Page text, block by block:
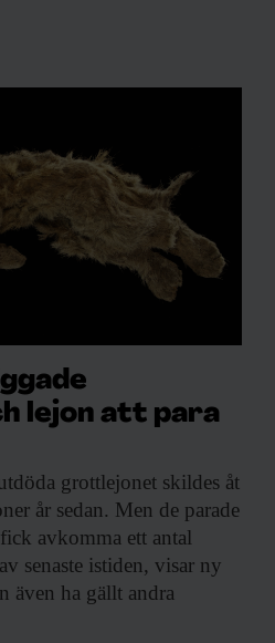
lejon att para
grottlejonet skildes åt
år sedan. Men de parade
avkomma ett antal
senaste istiden, visar ny
även ha gällt andra